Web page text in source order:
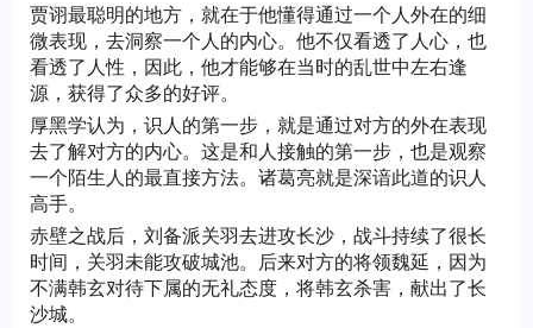
贾诩最聪明的地方，就在于他懂得通过一个人外在的细
微表现，去洞察一个人的内心。他不仅看透了人心，也
看透了人性，因此，他才能够在当时的乱世中左右逢
源，获得了众多的好评。
厚黑学认为，识人的第一步，就是通过对方的外在表现
去了解对方的内心。这是和人接触的第一步，也是观察
一个陌生人的最直接方法。诸葛亮就是深谙此道的识人
高手。
赤壁之战后，刘备派关羽去进攻长沙，战斗持续了很长
时间，关羽未能攻破城池。后来对方的将领魏延，因为
不满韩玄对待下属的无礼态度，将韩玄杀害，献出了长
沙城。